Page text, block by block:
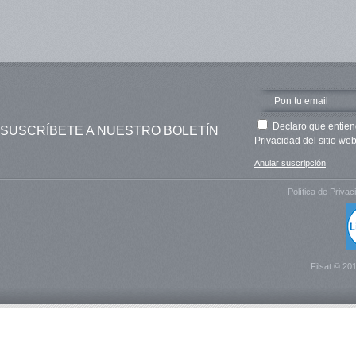
SUSCRÍBETE A NUESTRO BOLETÍN
Declaro que
Privacidad del sitio
Anular suscripción
Política de
Filsat ©